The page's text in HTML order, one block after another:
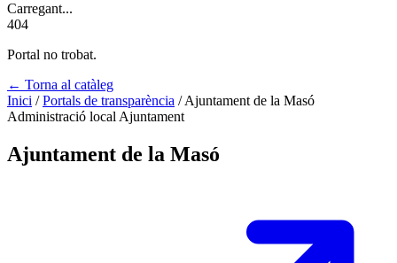
Carregant...
404
Portal no trobat.
← Torna al catàleg
Inici / Portals de transparència / Ajuntament de la Masó
Administració local Ajuntament
Ajuntament de la Masó